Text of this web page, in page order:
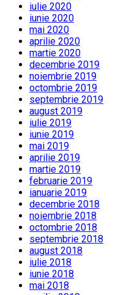
iulie 2020
iunie 2020
mai 2020
aprilie 2020
martie 2020
decembrie 2019
noiembrie 2019
octombrie 2019
septembrie 2019
august 2019
iulie 2019
iunie 2019
mai 2019
aprilie 2019
martie 2019
februarie 2019
ianuarie 2019
decembrie 2018
noiembrie 2018
octombrie 2018
septembrie 2018
august 2018
iulie 2018
iunie 2018
mai 2018